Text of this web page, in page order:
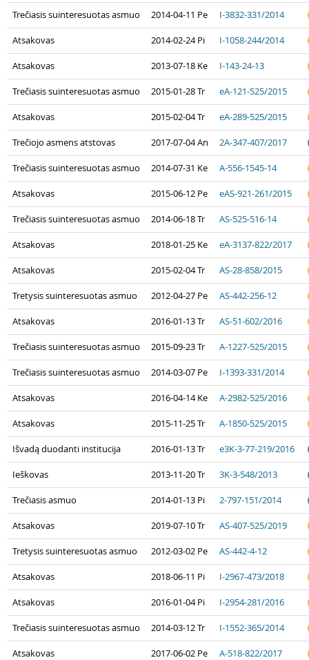
Trečiasis suinteresuotas asmuo 2014-04-11 Pe I-3832-331/2014
Atsakovas 2014-02-24 Pi I-1058-244/2014
Atsakovas 2013-07-18 Ke I-143-24-13
Trečiasis suinteresuotas asmuo 2015-01-28 Tr eA-121-525/2015
Atsakovas 2015-02-04 Tr eA-289-525/2015
Trečiojo asmens atstovas 2017-07-04 An 2A-347-407/2017
Trečiasis suinteresuotas asmuo 2014-07-31 Ke A-556-1545-14
Atsakovas 2015-06-12 Pe eAS-921-261/2015
Trečiasis suinteresuotas asmuo 2014-06-18 Tr AS-525-516-14
Atsakovas 2018-01-25 Ke eA-3137-822/2017
Atsakovas 2015-02-04 Tr AS-28-858/2015
Tretysis suinteresuotas asmuo 2012-04-27 Pe AS-442-256-12
Atsakovas 2016-01-13 Tr AS-51-602/2016
Trečiasis suinteresuotas asmuo 2015-09-23 Tr A-1227-525/2015
Trečiasis suinteresuotas asmuo 2014-03-07 Pe I-1393-331/2014
Atsakovas 2016-04-14 Ke A-2982-525/2016
Atsakovas 2015-11-25 Tr A-1850-525/2015
Išvadą duodanti institucija 2016-01-13 Tr e3K-3-77-219/2016
Ieškovas 2013-11-20 Tr 3K-3-548/2013
Trečiasis asmuo 2014-01-13 Pi 2-797-151/2014
Atsakovas 2019-07-10 Tr AS-407-525/2019
Tretysis suinteresuotas asmuo 2012-03-02 Pe AS-442-4-12
Atsakovas 2018-06-11 Pi I-2967-473/2018
Atsakovas 2016-01-04 Pi I-2954-281/2016
Trečiasis suinteresuotas asmuo 2014-03-12 Tr I-1552-365/2014
Atsakovas 2017-06-02 Pe A-518-822/2017